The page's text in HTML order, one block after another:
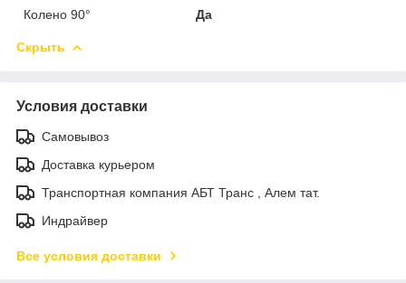
Колено 90°
Да
Скрыть
Условия доставки
Самовывоз
Доставка курьером
Транспортная компания АБТ Транс , Алем тат.
Индрайвер
Все условия доставки